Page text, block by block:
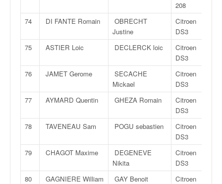
208
74 DI FANTE Romain
OBRECHT
Justine
Citroen
DS3
75 ASTIER Loic DECLERCK loic
Citroen
DS3
76 JAMET Gerome
SECACHE
Mickael
Citroen
DS3
77 AYMARD Quentin GHEZA Romain
Citroen
DS3
78 TAVENEAU Sam POGU sebastien
Citroen
DS3
79 CHAGOT Maxime
DEGENEVE
Nikita
Citroen
DS3
80 GAGNIERE William GAY Benoit
Citroen